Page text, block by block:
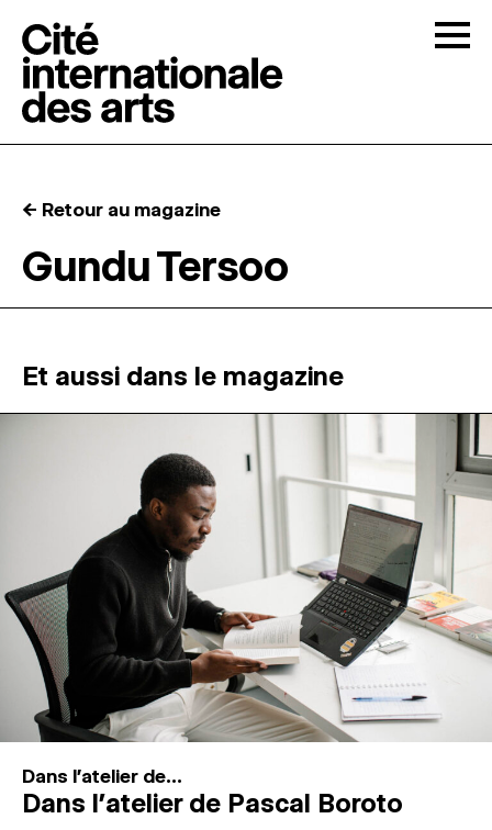
RÉSIDENCES ↓
ATELIERS OUVERTS
ESPACES DE PRATIQUE ARTISTIQUE ↓
Recherche
Connexion
↓
← Retour au magazine
Gundu Tersoo
Et aussi dans le magazine
Dans l'atelier de...
Dans l’atelier de Pascal Boroto